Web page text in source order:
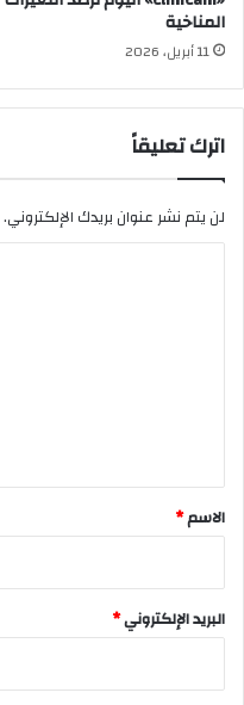
المناخية
11 أبريل، 2026
اترك تعليقاً
لن يتم نشر عنوان بريدك الإلكتروني.
*
الاسم*
البريد الإلكتروني*